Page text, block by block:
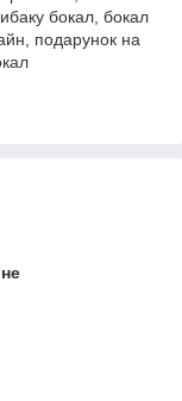
бокал, бокал
подарунок на